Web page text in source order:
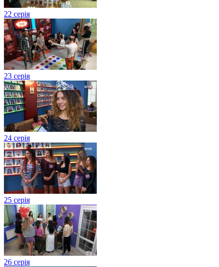
22 серія
23 серія
24 серія
25 серія
26 серія